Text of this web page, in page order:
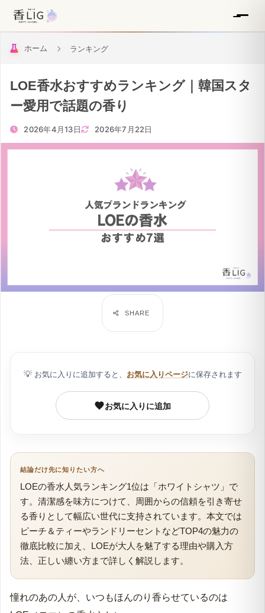
ホーム ランキング
LOE香水おすすめランキング｜韓国スタ
ー愛用で話題の香り
2026年4月13日 2026年7月22日
💡 お気に入りに追加すると、 お気に入りページに保存されます
お気に入りに追加
結論だけ先に知りたい方へ
LOEの香水人気ランキング1位は「ホワイトシャツ」で
す。清潔感を味方につけて、周囲からの信頼を引き寄せ
る香りとして幅広い世代に支持されています。本文では
ピーチ＆ティーやランドリーセントなどTOP4の魅力の
徹底比較に加え、LOEが大人を魅了する理由や購入方
法、正しい纏い方まで詳しく解説します。